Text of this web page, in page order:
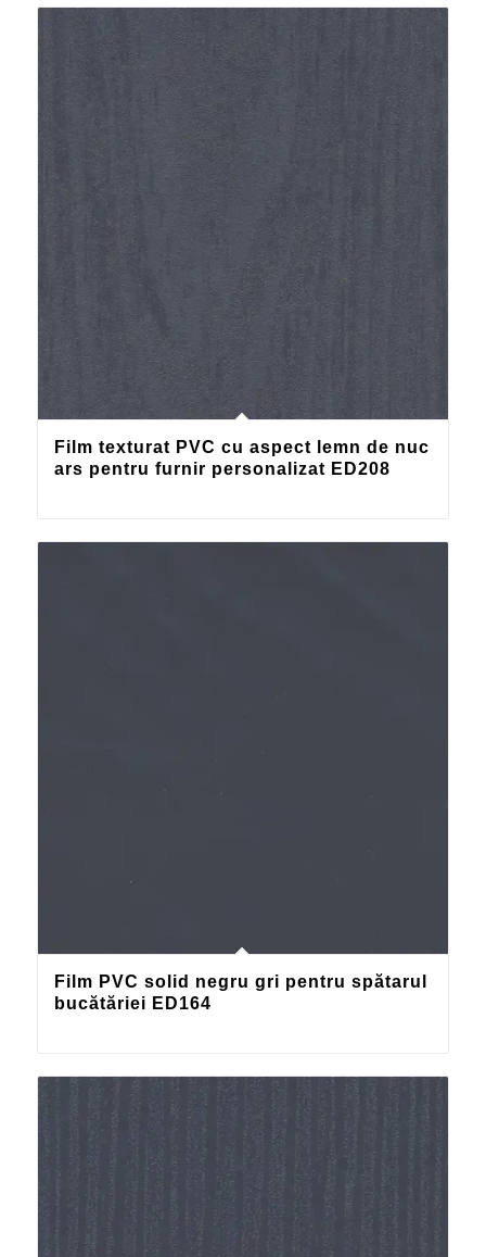
Film texturat PVC cu aspect lemn de nuc
ars pentru furnir personalizat ED208
Film PVC solid negru gri pentru spătarul
bucătăriei ED164